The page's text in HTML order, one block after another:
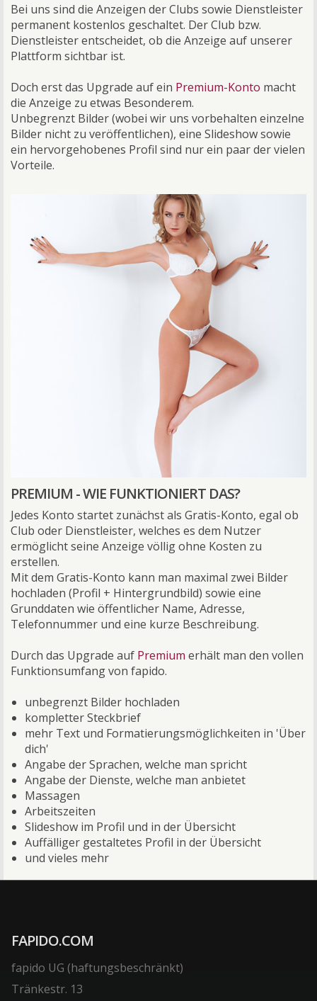
Bei uns sind die Anzeigen der Clubs sowie Dienstleister
permanent kostenlos geschaltet. Der Club bzw.
Dienstleister entscheidet, ob die Anzeige auf unserer
Plattform sichtbar ist.
Doch erst das Upgrade auf ein Premium-Konto macht
die Anzeige zu etwas Besonderem.
Unbegrenzt Bilder (wobei wir uns vorbehalten einzelne
Bilder nicht zu veröffentlichen), eine Slideshow sowie
ein hervorgehobenes Profil sind nur ein paar der vielen
Vorteile.
PREMIUM - WIE FUNKTIONIERT DAS?
Jedes Konto startet zunächst als Gratis-Konto, egal ob
Club oder Dienstleister, welches es dem Nutzer
ermöglicht seine Anzeige völlig ohne Kosten zu
erstellen.
Mit dem Gratis-Konto kann man maximal zwei Bilder
hochladen (Profil + Hintergrundbild) sowie eine
Grunddaten wie öffentlicher Name, Adresse,
Telefonnummer und eine kurze Beschreibung.
Durch das Upgrade auf Premium erhält man den vollen
Funktionsumfang von fapido.
unbegrenzt Bilder hochladen
kompletter Steckbrief
mehr Text und Formatierungsmöglichkeiten in 'Über
dich'
Angabe der Sprachen, welche man spricht
Angabe der Dienste, welche man anbietet
Massagen
Arbeitszeiten
Slideshow im Profil und in der Übersicht
Auffälliger gestaltetes Profil in der Übersicht
und vieles mehr
FAPIDO.COM
fapido UG (haftungsbeschränkt)
Tränkestr. 13